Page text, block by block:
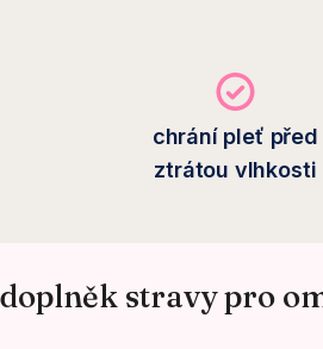
chrání pleť před
ztrátou vlhkosti
stravy pro